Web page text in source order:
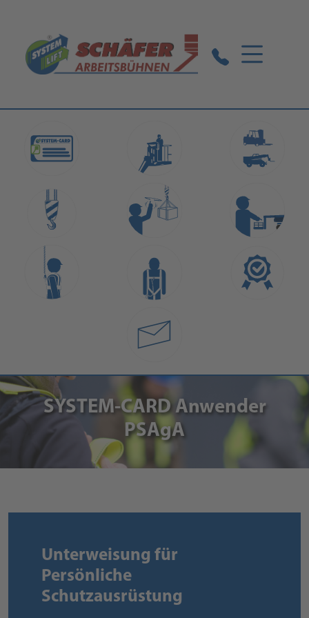
Markgröningen:07145 / 5242
SYSTEM-CARD Anwender
PSAgA
Unterweisung für
Persönliche
Schutzausrüstung